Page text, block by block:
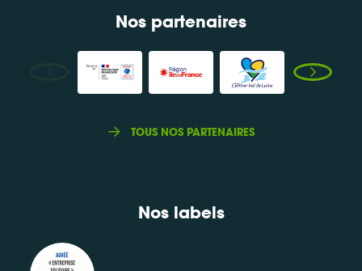
Nos partenaires
TOUS NOS PARTENAIRES
Nos labels